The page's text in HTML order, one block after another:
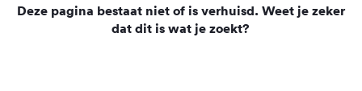
Deze pagina bestaat niet of is verhuisd. Weet je zeker
dat dit is wat je zoekt?